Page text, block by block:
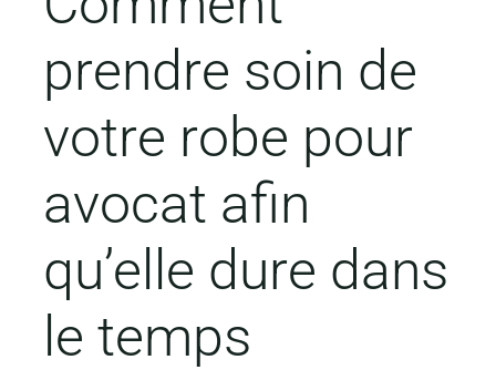
prendre soin de
votre robe pour
avocat afin
qu’elle dure dans
le temps